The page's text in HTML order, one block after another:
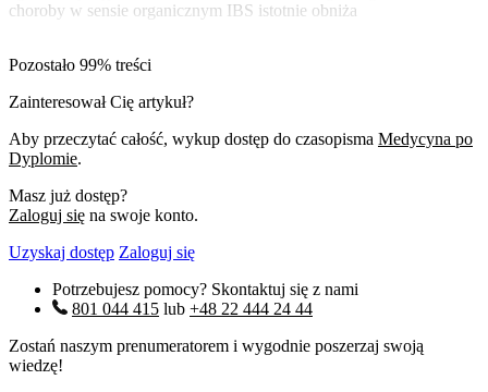
choroby w sensie organicznym IBS istotnie obniża
Pozostało 99% treści
Zainteresował Cię artykuł?
Aby przeczytać całość, wykup dostęp do czasopisma Medycyna po
Dyplomie.
Masz już dostęp?
Zaloguj się na swoje konto.
Uzyskaj dostęp Zaloguj się
Potrzebujesz pomocy? Skontaktuj się z nami
801 044 415 lub +48 22 444 24 44
Zostań naszym prenumeratorem i wygodnie poszerzaj swoją
wiedzę!